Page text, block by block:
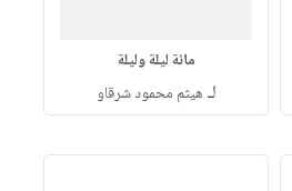
مائة ليلة وليلة
لـ هيثم محمود شرقاو